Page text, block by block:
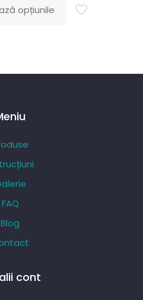
prețuri:
opțiunile
FAQ
Blog
cont